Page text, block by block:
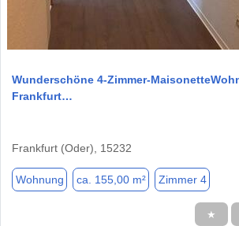
Wunderschöne 4-Zimmer-
Frankfurt…
Frankfurt (Oder), 15232
Wohnung ca. 155,00 m² Zimmer 4
★